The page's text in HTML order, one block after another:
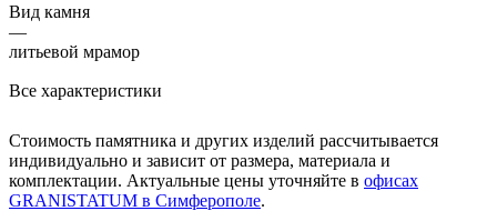
Вид камня
—
литьевой мрамор
Все характеристики
Стоимость памятника и других изделий рассчитывается
индивидуально и зависит от размера, материала и
комплектации. Актуальные цены уточняйте в офисах
GRANISTATUM в Симферополе.